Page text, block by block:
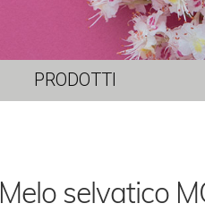
PRODOTTI
Melo selvatico